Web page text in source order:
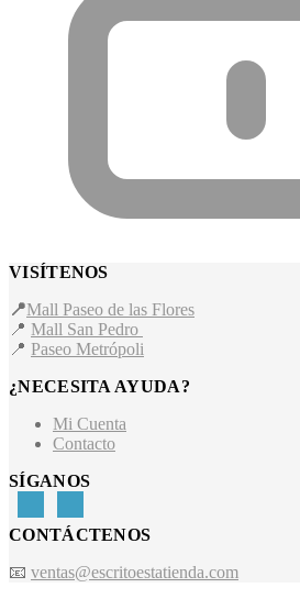
VISÍTENOS
📍Mall Paseo de las Flores
📍 Mall San Pedro
📍 Paseo Metrópoli
¿NECESITA AYUDA?
Mi Cuenta
Contacto
SÍGANOS
CONTÁCTENOS
📧 ventas@escritoestatienda.com